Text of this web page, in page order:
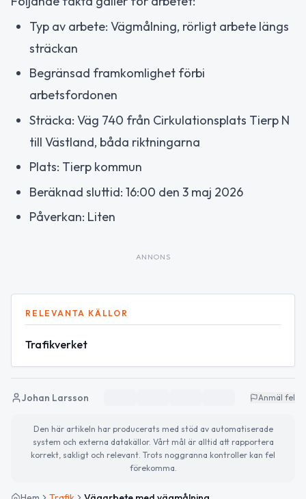
Typ av arbete: Vägmålning, rörligt arbete längs
sträckan
Begränsad framkomlighet förbi
arbetsfordonen
Sträcka: Väg 740 från Cirkulationsplats Tierp N
till Västland, båda riktningarna
Plats: Tierp kommun
Beräknad sluttid: 16:00 den 3 maj 2026
Påverkan: Liten
ANNONS
RELEVANTA KÄLLOR
Trafikverket
Johan Larsson Anmäl fel
Den här artikeln har producerats med stöd av automatiserade
system och externa datakällor. Vårt mål är alltid att rapportera
korrekt, sakligt och relevant. Trots noggranna kontroller kan fel
förekomma.